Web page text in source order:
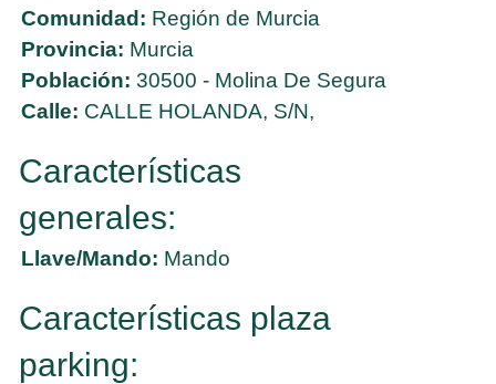
Comunidad: Región de Murcia
Provincia: Murcia
Población: 30500 - Molina De Segura
Calle: CALLE HOLANDA, S/N,
Características
generales:
Llave/Mando: Mando
Características plaza
parking: